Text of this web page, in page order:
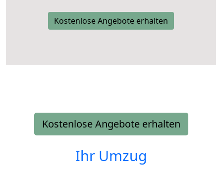
Kostenlose Angebote erhalten
Kostenlose Angebote erhalten
Ihr Umzug